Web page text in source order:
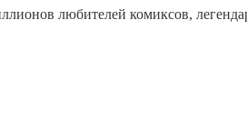
любителей комиксов,